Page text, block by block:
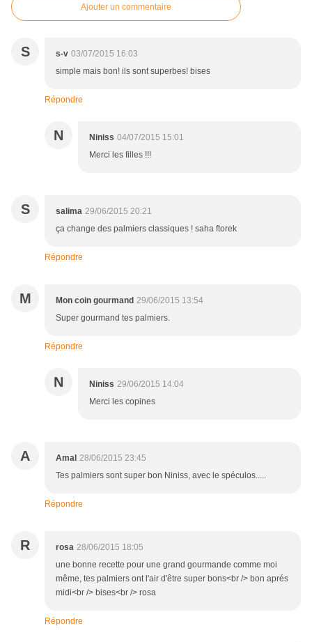
Ajouter un commentaire
S s-v 03/07/2015 16:03
simple mais bon! ils sont superbes! bises
Répondre
N Niniss 04/07/2015 15:01
Merci les filles !!!
S salima 29/06/2015 20:21
ça change des palmiers classiques ! saha ftorek
Répondre
M Mon coin gourmand 29/06/2015 13:54
Super gourmand tes palmiers.
Répondre
N Niniss 29/06/2015 14:04
Merci les copines
A Amal 28/06/2015 23:45
Tes palmiers sont super bon Niniss, avec le spéculos.....
Répondre
R rosa 28/06/2015 18:05
une bonne recette pour une grand gourmande comme moi
même, tes palmiers ont l'air d'être super bons<br /> bon aprés
midi<br /> bises<br /> rosa
Répondre